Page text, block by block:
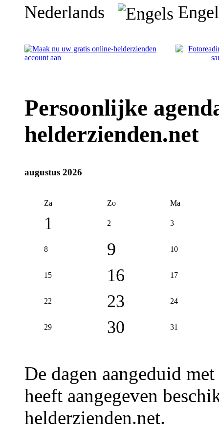
Nederlands
Persoonlijke
helderzienden.net
augustus 2026
Za Zo Ma
1 2 3
8 9 10
15 16 17
22 23 24
29 30 31
De dagen aangeduid
heeft aangegeven
helderzienden.net.